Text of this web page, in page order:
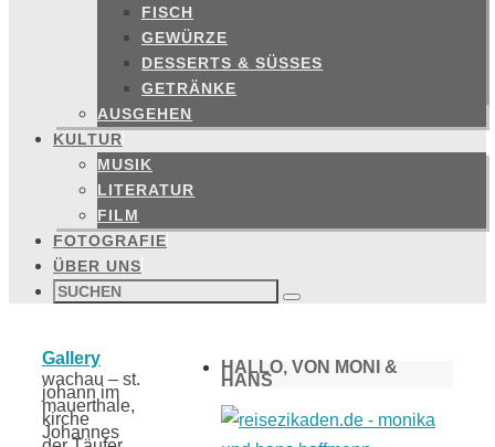
FISCH
GEWÜRZE
DESSERTS & SÜSSES
GETRÄNKE
AUSGEHEN
KULTUR
MUSIK
LITERATUR
FILM
FOTOGRAFIE
ÜBER UNS
Suchen
nach: Suchen
Start
Gallery
wachau – st.
johann im
mauerthale,
kirche
Johannes
HALLO, VON MONI &
HANS